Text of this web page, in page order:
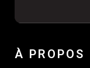
À PROPOS